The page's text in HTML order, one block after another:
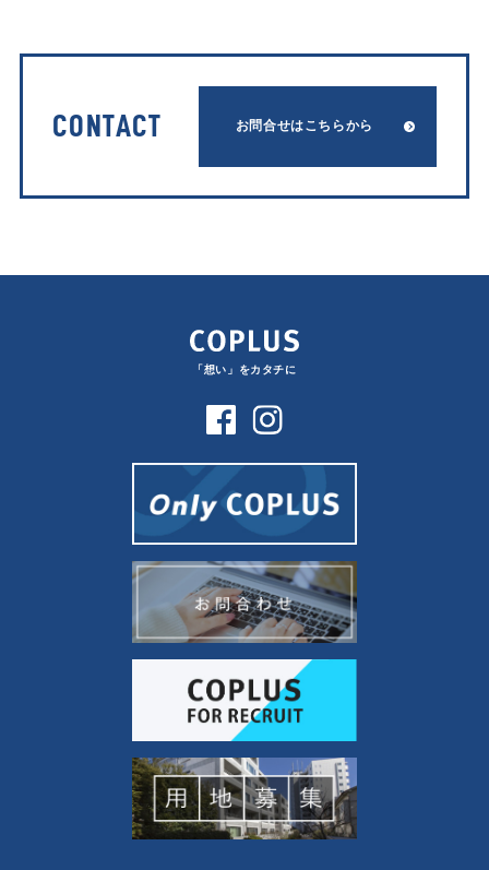
CONTACT お問合せはこちらから
「想い」をカタチに